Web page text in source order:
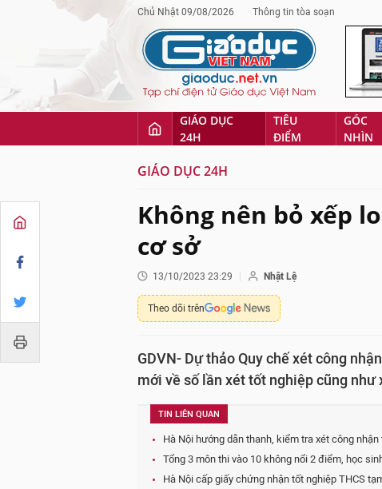
Chủ Nhật 09/08/2026 Thông tin tòa soạn
GIÁO DỤC
24H
TIÊU
ĐIỂM
GÓC
NHÌN
GIÁO DỤC 24H
Không nên bỏ xếp
cơ sở
13/10/2023 23:29 Nhật Lệ
Theo dõi trên
GDVN- Dự thảo Quy chế xét công
mới về số lần xét tốt nghiệp cũng
TIN LIÊN QUAN
Hà Nội hướng dẫn thanh, kiểm tra xét công nhận
Tổng 3 môn thi vào 10 không nổi 2 điểm, học
Hà Nội cấp giấy chứng nhận tốt nghiệp THCS